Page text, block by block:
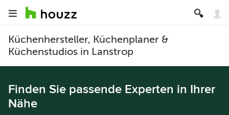
Küchenhersteller, Küchenplaner &
Küchenstudios in Lanstrop
Finden Sie passende Experten in Ihrer
Nähe